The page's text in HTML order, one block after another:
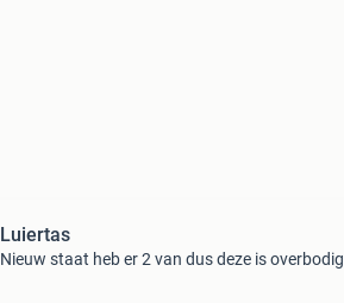
Luiertas
Nieuw staat heb er 2 van dus deze is overbodig